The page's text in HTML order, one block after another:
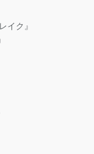
イク』